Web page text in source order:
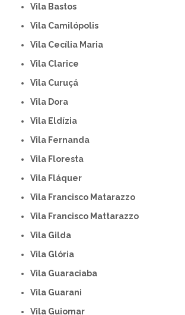
Vila Bastos
Vila Camilópolis
Vila Cecília Maria
Vila Clarice
Vila Curuçá
Vila Dora
Vila Eldízia
Vila Fernanda
Vila Floresta
Vila Fláquer
Vila Francisco Matarazzo
Vila Francisco Mattarazzo
Vila Gilda
Vila Glória
Vila Guaraciaba
Vila Guarani
Vila Guiomar